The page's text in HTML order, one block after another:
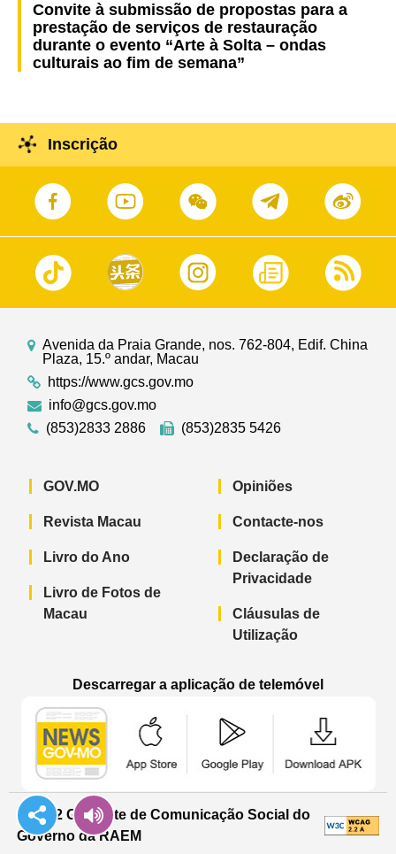
Convite à submissão de propostas para a
prestação de serviços de restauração
durante o evento “Arte à Solta – ondas
culturais ao fim de semana”
Inscrição
Avenida da Praia Grande, nos. 762-804, Edif. China
Plaza, 15.º andar, Macau
https://www.gcs.gov.mo
info@gcs.gov.mo
(853)2833 2886
(853)2835 5426
GOV.MO
Revista Macau
Livro do Ano
Livro de Fotos de
Macau
Opiniões
Contacte-nos
Declaração de
Privacidade
Cláusulas de
Utilização
Descarregar a aplicação de telemóvel
© 2022 Gabinete de Comunicação Social do
Governo da RAEM